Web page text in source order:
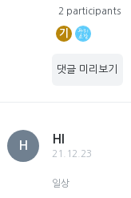
2 participants
기
댓글 미리보기
H
HI
21.12.23
일상